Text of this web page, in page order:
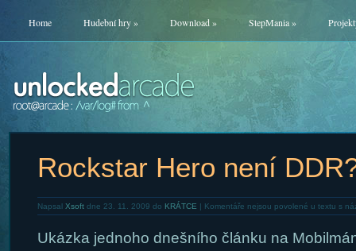
Home Hudební hry» Download» StepMania»
Rockstar Hero není
Napsal Xsoftdne 23. 11. 2009 do KRÁTCE | Komentáře nejsou povolené u textu s
Ukázka jednoho dnešního článku na